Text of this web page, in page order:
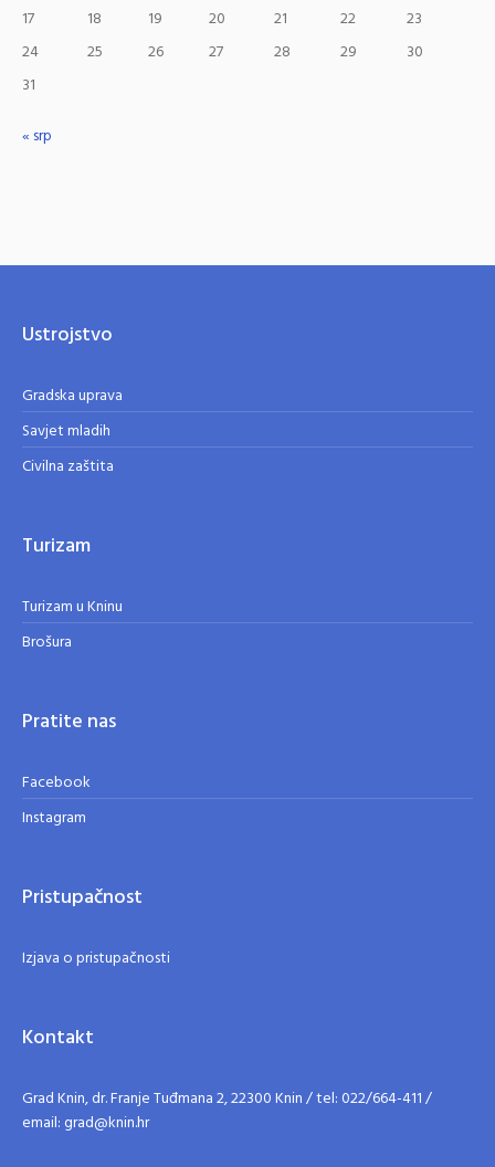
17
18 19 20 21 22
23
24
25 26 27 28 29
30
31
« srp
Ustrojstvo
Gradska uprava
Savjet mladih
Civilna zaštita
Turizam
Turizam u Kninu
Brošura
Pratite nas
Facebook
Instagram
Pristupačnost
Izjava o pristupačnosti
Kontakt
Grad Knin, dr. Franje Tuđmana 2, 22300 Knin / tel: 022/664-411 /
email: grad@knin.hr